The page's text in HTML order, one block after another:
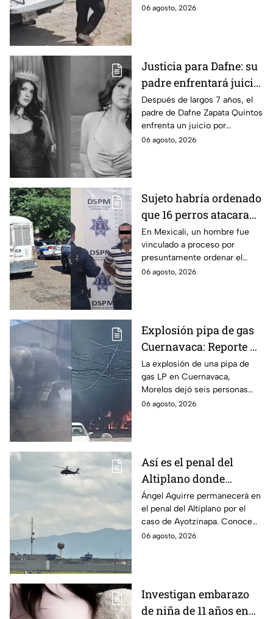
Zapopan; la víctima sufrió
06 agosto, 2026
Justicia para Dafne: su
padre enfrentará juicio
por presunto abuso
cometido en 2019 en
Tamaulipas
Después de largos 7 años, el
padre de Dafne Zapata Quintos
enfrenta un juicio por
presuntamente abusar de la
06 agosto, 2026
Sujeto habría ordenado
que 16 perros atacaran
a su hermana con
discapacidad en
Mexicali, BC
En Mexicali, un hombre fue
vinculado a proceso por
presuntamente ordenar el
ataque de 16 perros contra su
06 agosto, 2026
Explosión pipa de gas
Cuernavaca: Reporte de
víctimas tras estallido
en Morelos
La explosión de una pipa de
gas LP en Cuernavaca,
Morelos dejó seis personas
hospitalizadas. IMSS informó
06 agosto, 2026
Así es el penal del
Altiplano donde
permanecerá Ángel
Aguirre por caso
Ayotzinapa
Ángel Aguirre permanecerá en
el penal del Altiplano por el
caso de Ayotzinapa. Conoce
dónde está, cómo es esta
06 agosto, 2026
Investigan embarazo
de niña de 11 años en